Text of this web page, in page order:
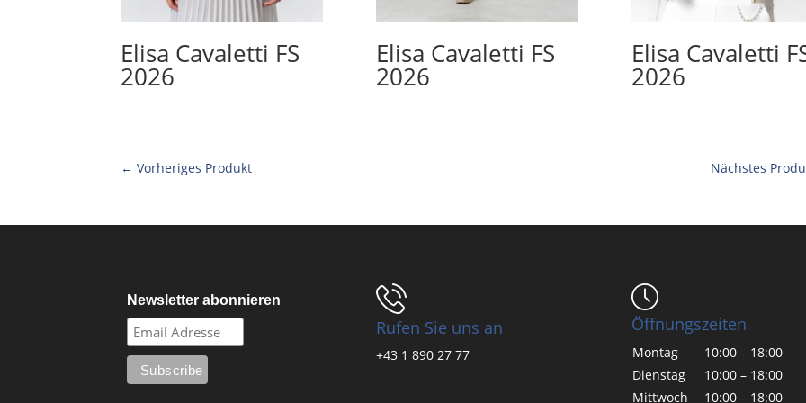
Elisa Cavaletti FS
2026
Elisa Cavaletti FS
2026
Elisa Cavaletti
2026
← Vorheriges Produkt Nächstes
Newsletter abonnieren
Rufen Sie uns an
+43 1 890 27 77
Öffnungszeiten
Montag
10:00 – 18:00
Dienstag
10:00 – 18:00
Mittwoch
10:00 – 18:00